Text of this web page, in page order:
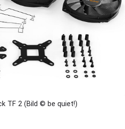
TF 2 (Bild © be quiet!)